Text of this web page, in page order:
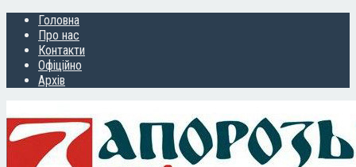
Головна
Про нас
Контакти
Офіційно
Архів